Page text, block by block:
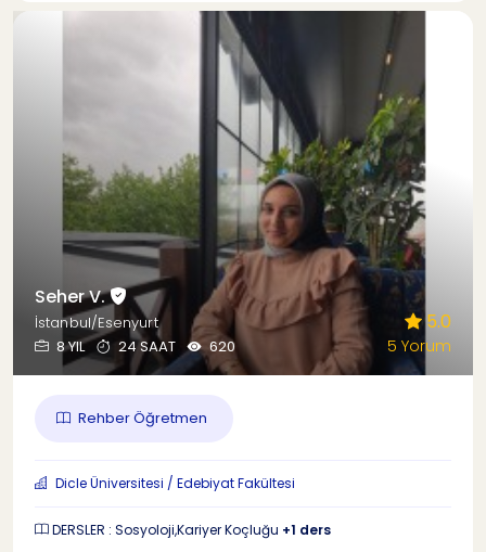
Seher V.
İstanbul/Esenyurt
8 YIL
24 SAAT 620
5.0
5 Yorum
Rehber Öğretmen
Dicle Üniversitesi / Edebiyat Fakültesi
DERSLER : Sosyoloji,Kariyer Koçluğu +1 ders